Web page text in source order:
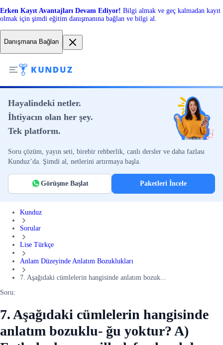
Erken Kayıt Avantajları Devam Ediyor! Bilgi almak ve geç kalmadan kayıt
olmak için şimdi eğitim danışmanına bağlan ve bilgi al.
Danışmana Bağlan
Hayalindeki netler.
İhtiyacın olan her şey.
Tek platform.
Soru çözüm, yayın seti, birebir rehberlik, canlı dersler ve daha fazlası
Kunduz’da. Şimdi al, netlerini artırmaya başla.
Görüşme Başlat Paketleri İncele
Kunduz
Sorular
Lise Türkçe
Anlam Düzeyinde Anlatım Bozuklukları
7. Aşağıdaki cümlelerin hangisinde anlatım bozuk...
Soru:
7. Aşağıdaki cümlelerin hangisinde
anlatım bozuklu- ğu yoktur? A)